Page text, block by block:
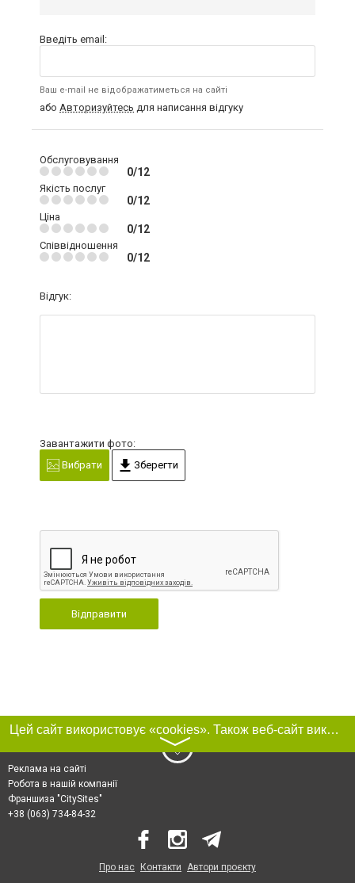
Введіть email:
Ваш e-mail не відображатиметься на сайті
або Авторизуйтесь для написання відгуку
Обслуговування
0/12
Якість послуг
0/12
Ціна
0/12
Співвідношення
0/12
Відгук:
Завантажити фото:
Вибрати
Зберегти
Відправити
Цей сайт використовує «cookies». Також веб-сайт використовує інтернет-сервіс для збору технічних даних стосовно відвідувачів з метою отримання маркетингової та статистичної інформації. Умови обробки даних відвідувачів сайту див.
〉
Реклама на сайті
Робота в нашій компанії
Франшиза "CitySites"
+38 (063) 734-84-32
Про нас Контакти Автори проєкту